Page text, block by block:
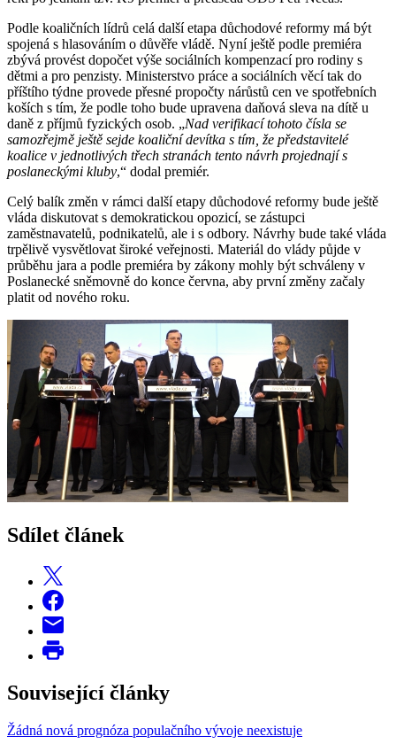
Podle koaličních lídrů celá další etapa důchodové reformy má být
spojená s hlasováním o důvěře vládě. Nyní ještě podle premiéra
zbývá provést dopočet výše sociálních kompenzací pro rodiny s
dětmi a pro penzisty. Ministerstvo práce a sociálních věcí tak do
příštího týdne provede přesné propočty nárůstů cen ve spotřebních
koších s tím, že podle toho bude upravena daňová sleva na dítě u
daně z příjmů fyzických osob. „Nad verifikací tohoto čísla se
samozřejmě ještě sejde koaliční devítka s tím, že představitelé
koalice v jednotlivých třech stranách tento návrh projednají s
poslaneckými kluby,“ dodal premiér.
Celý balík změn v rámci další etapy důchodové reformy bude ještě
vláda diskutovat s demokratickou opozicí, se zástupci
zaměstnavatelů, podnikatelů, ale i s odbory. Návrhy bude také vláda
trpělivě vysvětlovat široké veřejnosti. Materiál do vlády půjde v
průběhu jara a podle premiéra by zákony mohly být schváleny v
Poslanecké sněmovně do konce června, aby první změny začaly
platit od nového roku.
Sdílet článek
Související články
Žádná nová prognóza populačního vývoje neexistuje